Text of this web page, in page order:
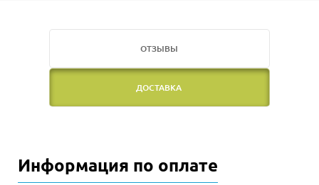
ОТЗЫВЫ
ДОСТАВКА
Информация по оплате